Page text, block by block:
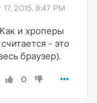
17, 2015, 8:47 PM
и хроперы
- это
браузер).
0